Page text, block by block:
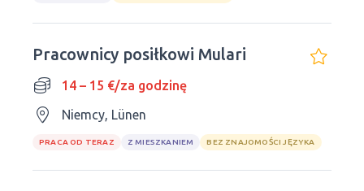
Pracownicy posiłkowi Mulari
14 – 15 €/za godzinę
Niemcy, Lünen
PRACA OD TERAZ Z MIESZKANIEM BEZ ZNAJOMOŚCI JĘZYKA